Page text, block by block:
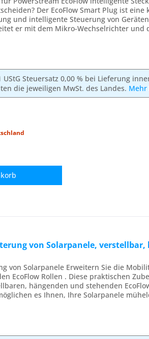
Der EcoFlow Smart Plug ist eine
und intelligente Steuerung von
er mit dem Mikro-Wechselrichter und
UStG Steuersatz 0,00 % bei Lieferung
die jeweiligen MwSt. des Landes. Mehr
von Solarpanele, verstellbar,
von Solarpanele Erweitern Sie die
EcoFlow Rollen . Diese praktischen
hängenden und stehenden
es Ihnen, Ihre Solarpanele